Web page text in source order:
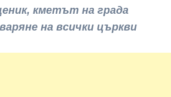
кметът на града
на всички църкви